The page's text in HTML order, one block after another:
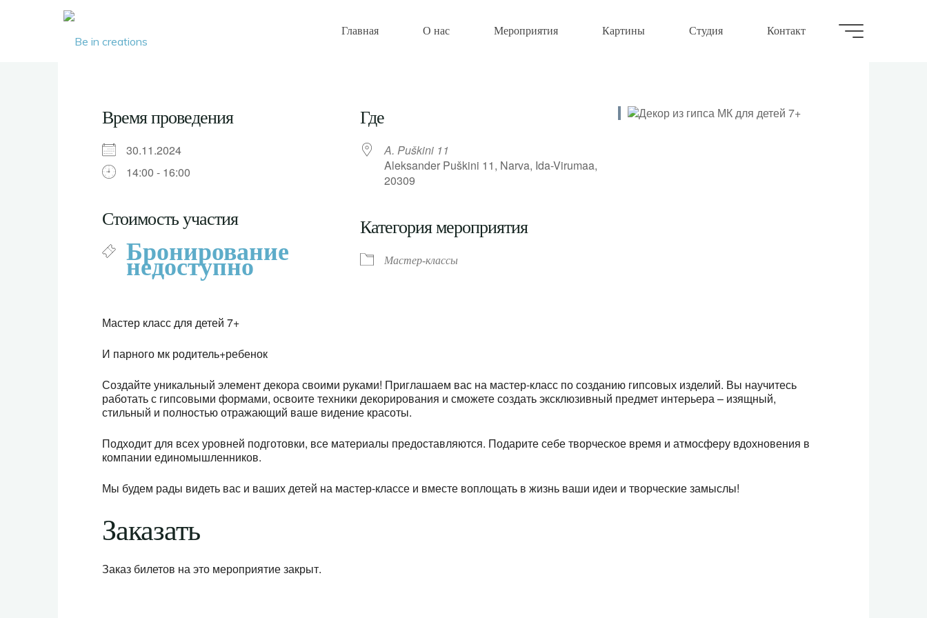
Главная О нас Мероприятия Картины Студия Контакт
Время проведения
30.11.2024
14:00 - 16:00
Стоимость участия
Бронирование
недоступно
Где
A. Puškini 11
Aleksander Puškini 11, Narva, Ida-Virumaa,
20309
Категория мероприятия
Мастер-классы
Мастер класс для детей 7+
И парного мк родитель+ребенок
Создайте уникальный элемент декора своими руками! Приглашаем вас на мастер-класс по созданию гипсовых изделий. Вы научитесь
работать с гипсовыми формами, освоите техники декорирования и сможете создать эксклюзивный предмет интерьера – изящный,
стильный и полностью отражающий ваше видение красоты.
Подходит для всех уровней подготовки, все материалы предоставляются. Подарите себе творческое время и атмосферу вдохновения в
компании единомышленников.
Мы будем рады видеть вас и ваших детей на мастер-классе и вместе воплощать в жизнь ваши идеи и творческие замыслы!
Заказать
Заказ билетов на это мероприятие закрыт.